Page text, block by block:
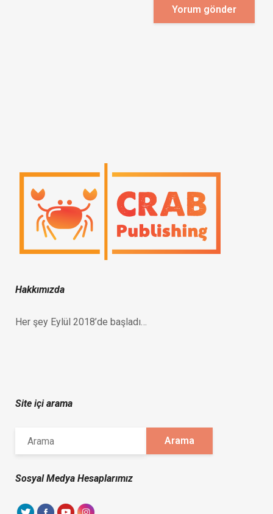
Hakkımızda
Her şey Eylül 2018’de başladı…
Site içi arama
Sosyal Medya Hesaplarımız